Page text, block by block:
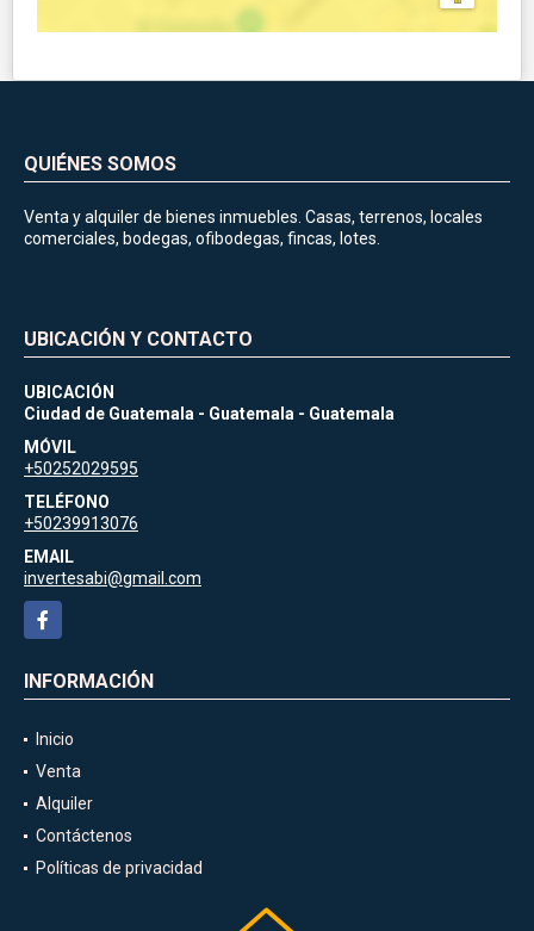
QUIÉNES SOMOS
Venta y alquiler de bienes inmuebles. Casas, terrenos, locales
comerciales, bodegas, ofibodegas, fincas, lotes.
UBICACIÓN Y CONTACTO
UBICACIÓN
Ciudad de Guatemala - Guatemala - Guatemala
MÓVIL
+50252029595
TELÉFONO
+50239913076
EMAIL
invertesabi@gmail.com
Facebook
INFORMACIÓN
Inicio
Venta
Alquiler
Contáctenos
Políticas de privacidad